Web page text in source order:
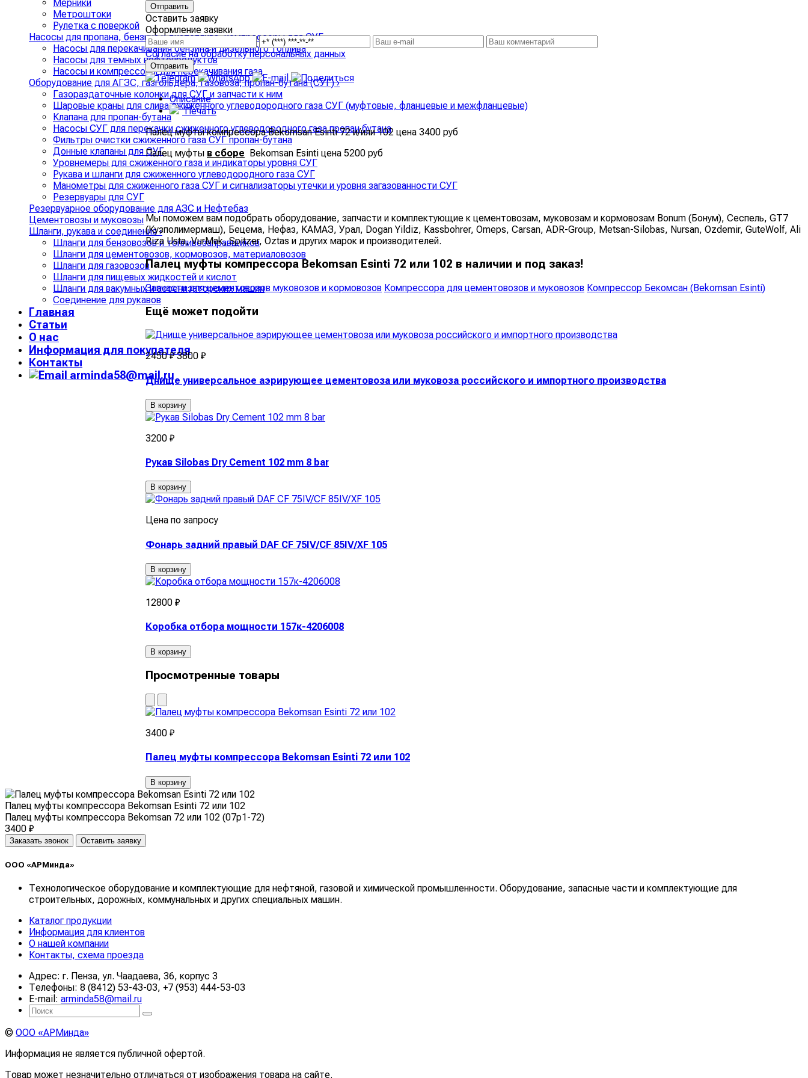
Мерники
Метроштоки
Рулетка с поверкой
Насосы для пропана, бензина и дизтоплива, компрессоры для СУГ›
Насосы для перекачивания бензина и дизельного топлива
Насосы для темных нефтепродуктов
Насосы и компрессоры для перекачивания газа
Оборудование для АГЗС, газгольдера, газовоза, пропан-бутана (СУГ)›
Газораздаточные колонки для СУГ и запчасти к ним
Шаровые краны для слива сжиженного углеводородного газа СУГ (муфтовые, фланцевые и межфланцевые)
Клапана для пропан-бутана
Насосы СУГ для перекачки сжиженного углеводородного газа пропан бутана
Фильтры очистки сжиженного газа СУГ пропан-бутана
Донные клапаны для СУГ
Уровнемеры для сжиженного газа и индикаторы уровня СУГ
Рукава и шланги для сжиженного углеводородного газа СУГ
Манометры для сжиженного газа СУГ и сигнализаторы утечки и уровня загазованности СУГ
Резервуары для СУГ
Резервуарное оборудование для АЗС и Нефтебаз
Цементовозы и муковозы
Шланги, рукава и соединения›
Шланги для бензовозов и топливозаправщиков
Шланги для цементовозов, кормовозов, материаловозов
Шланги для газовозов
Шланги для пищевых жидкостей и кислот
Шланги для вакумных и ассенизаторских машин
Соединение для рукавов
Главная
Статьи
О нас
Информация для покупателя
Контакты
arminda58@mail.ru
Оставить заявку
Оформление заявки
Согласие на обработку персональных данных
Описание
Печать
Палец муфты компрессора Bekomsan Esinti 72 и/или 102 цена 3400 руб
Палец муфты в сборе Bekomsan Esinti цена 5200 руб
Мы поможем вам подобрать оборудование, запчасти и комплектующие к цементовозам, муковозам и кормовозам Bonum (Бонум), Сеспель, GT7
(Кузполимермаш), Бецема, Нефаз, КАМАЗ, Урал, Dogan Yildiz, Kassbohrer, Omeps, Carsan, ADR-Group, Metsan-Silobas, Nursan, Ozdemir, GuteWolf, Ali
Riza Usta, VurMak, Spitzer, Oztas и других марок и производителей.
Палец муфты компрессора Bekomsan Esinti 72 или 102 в наличии и под заказ!
Запчасти для цементовозов муковозов и кормовозов Компрессора для цементовозов и муковозов Компрессор Бекомсан (Bekomsan Esinti)
Ещё может подойти
2450 ₽ 3800 ₽
Днище универсальное аэрирующее цементовоза или муковоза российского и импортного производства
В корзину
3200 ₽
Рукав Silobas Dry Cement 102 mm 8 bar
В корзину
Цена по запросу
Фонарь задний правый DAF CF 75IV/CF 85IV/XF 105
В корзину
12800 ₽
Коробка отбора мощности 157к-4206008
В корзину
Просмотренные товары
3400 ₽
Палец муфты компрессора Bekomsan Esinti 72 или 102
В корзину
Палец муфты компрессора Bekomsan Esinti 72 или 102
Палец муфты компрессора Bekomsan 72 или 102 (07p1-72)
3400 ₽
Заказать звонок Оставить заявку
ООО «АРМинда»
Технологическое оборудование и комплектующие для нефтяной, газовой и химической промышленности. Оборудование, запасные части и комплектующие для
строительных, дорожных, коммунальных и других специальных машин.
Каталог продукции
Информация для клиентов
О нашей компании
Контакты, схема проезда
Адрес: г. Пенза, ул. Чаадаева, 36, корпус 3
Телефоны: 8 (8412) 53-43-03, +7 (953) 444-53-03
E-mail: arminda58@mail.ru
© ООО «АРМинда»
Информация не является публичной офертой.
Товар может незначительно отличаться от изображения товара на сайте.